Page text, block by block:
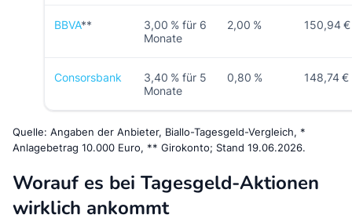
BBVA**
3,00 % für 6
Monate
2,00 % 150,94
Consorsbank
3,40 % für 5
Monate
0,80 % 148,74 €
Quelle: Angaben der Anbieter, Biallo-Tagesgeld-Vergleich, *
Anlagebetrag 10.000 Euro, ** Girokonto; Stand 19.06.2026.
Worauf es bei Tagesgeld-Aktionen
wirklich ankommt